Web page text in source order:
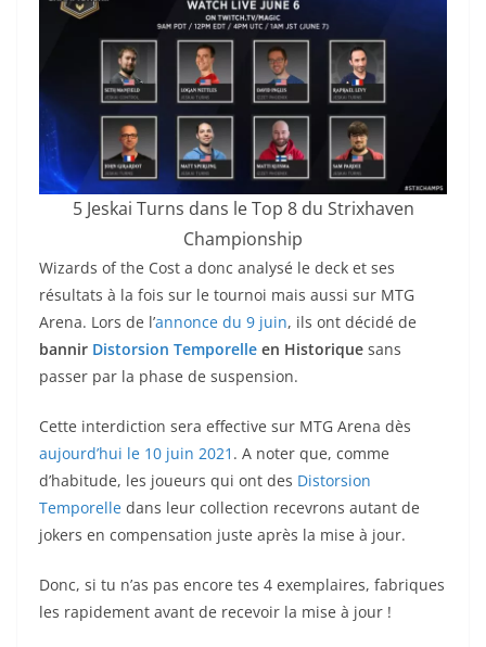
5 Jeskai Turns dans le Top 8 du Strixhaven
Championship
Wizards of the Cost a donc analysé le deck et ses
résultats à la fois sur le tournoi mais aussi sur MTG
Arena. Lors de l’annonce du 9 juin, ils ont décidé de
bannir Distorsion Temporelle en Historique sans
passer par la phase de suspension.
Cette interdiction sera effective sur MTG Arena dès
aujourd’hui le 10 juin 2021 . A noter que, comme
d’habitude, les joueurs qui ont des Distorsion
Temporelle dans leur collection recevrons autant de
jokers en compensation juste après la mise à jour.
Donc, si tu n’as pas encore tes 4 exemplaires, fabriques
les rapidement avant de recevoir la mise à jour !